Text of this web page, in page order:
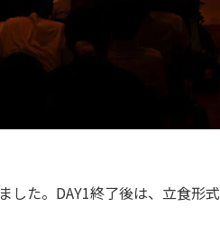
した。DAY1終了後は、立食形式